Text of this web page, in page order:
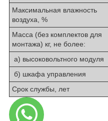
Максимальная влажность
воздуха, %
Масса (без комплектов для
монтажа) кг, не более:
а) высоковольтного модуля
б) шкафа управления
Срок службы, лет